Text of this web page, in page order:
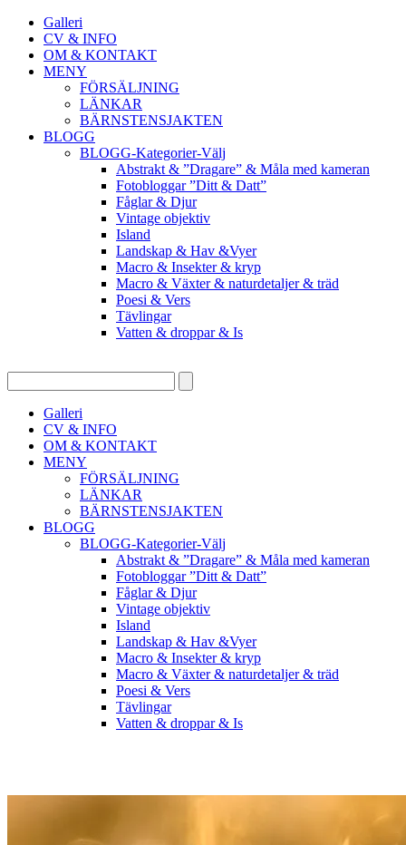
Galleri
CV & INFO
OM & KONTAKT
MENY
FÖRSÄLJNING
LÄNKAR
BÄRNSTENSJAKTEN
BLOGG
BLOGG-Kategorier-Välj
Abstrakt & ”Dragare” & Måla med kameran
Fotobloggar ”Ditt & Datt”
Fåglar & Djur
Vintage objektiv
Island
Landskap & Hav &Vyer
Macro & Insekter & kryp
Macro & Växter & naturdetaljer & träd
Poesi & Vers
Tävlingar
Vatten & droppar & Is
Galleri
CV & INFO
OM & KONTAKT
MENY
FÖRSÄLJNING
LÄNKAR
BÄRNSTENSJAKTEN
BLOGG
BLOGG-Kategorier-Välj
Abstrakt & ”Dragare” & Måla med kameran
Fotobloggar ”Ditt & Datt”
Fåglar & Djur
Vintage objektiv
Island
Landskap & Hav &Vyer
Macro & Insekter & kryp
Macro & Växter & naturdetaljer & träd
Poesi & Vers
Tävlingar
Vatten & droppar & Is